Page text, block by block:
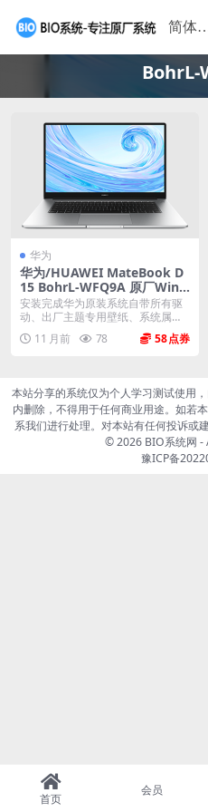
BohrL-
华为
华为/HUAWEI MateBook D
15 BohrL-WFQ9A 原厂Win1
0 2004系统 工厂文件 带F10智
能还原
安装完成华为原装系统自带所有驱
动、出厂主题专用壁纸、系统属性
联机支持标志、Off...
11 月前 78 58
本站分享的系统仅为个人学习测试使用
内删除，不得用于任何商业用途。如若
系我们进行处理。对本站有任何投诉
© 2026 BIO系统网 -
豫ICP备
首页
会员